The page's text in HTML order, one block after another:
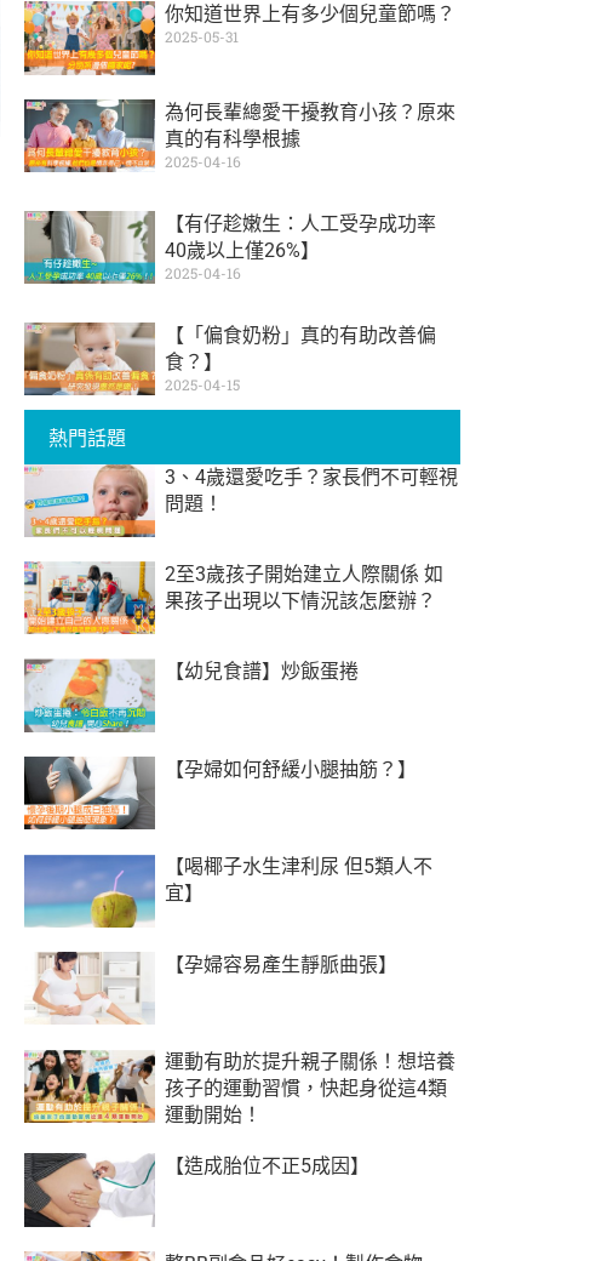
你知道世界上有多少個兒童節嗎？
2025-05-31
為何長輩總愛干擾教育小孩？原來
真的有科學根據
2025-04-16
【有仔趁嫩生：人工受孕成功率
40歲以上僅26%】
2025-04-16
【「偏食奶粉」真的有助改善偏
食？】
2025-04-15
熱門話題
3、4歲還愛吃手？家長們不可輕視
問題！
2至3歲孩子開始建立人際關係 如
果孩子出現以下情況該怎麼辦？
【幼兒食譜】炒飯蛋捲
【孕婦如何舒緩小腿抽筋？】
【喝椰子水生津利尿 但5類人不
宜】
【孕婦容易產生靜脈曲張】
運動有助於提升親子關係！想培養
孩子的運動習慣，快起身從這4類
運動開始！
【造成胎位不正5成因】